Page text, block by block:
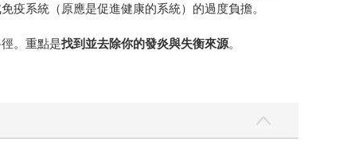
疫系統（原應是促進健康的系統）的過度負擔。
。重點是找到並去除你的發炎與失衡來源。